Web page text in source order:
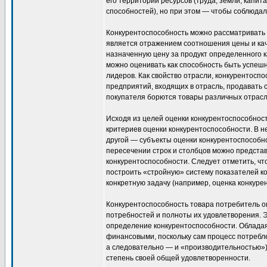
способностей), но при этом — чтобы
Конкурентоспособность можно
является отражением соотношения цены и
назначенную цену за продукт определенного
можно оценивать как способность быть
лидеров. Как свойство отрасли,
предприятий, входящих в отрасль, продавать
покупателя борются товары различных
Исходя из целей оценки
критериев оценки конкурентоспособности.
другой — субъекты оценки
пересечении строк и столбцов можно
конкурентоспособности. Следует отметить,
построить «стройную» систему показателей
конкретную задачу (например, оценка
Конкурентоспособность товара потребитель
потребностей и полноты их удовлетворения.
определение конкурентоспособности.
финансовыми, поскольку сам процесс
а следовательно — и
степень своей общей удовлетворенности.